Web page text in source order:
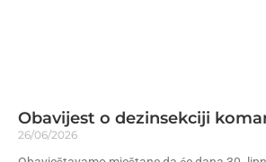
Obavijest o dezinsekciji
26/06/2026